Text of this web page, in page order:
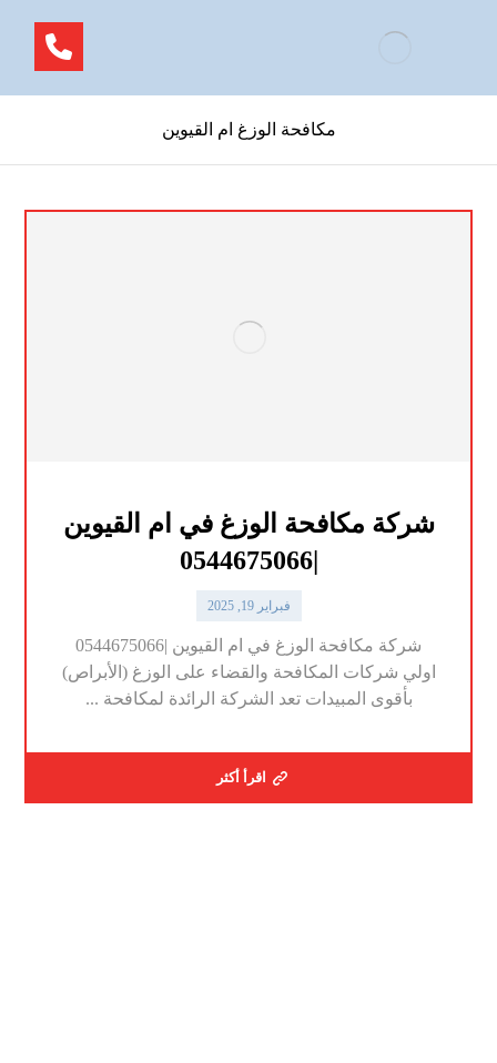
مكافحة الوزغ ام القيوين
شركة مكافحة الوزغ في ام القيوين
|0544675066
فبراير 19, 2025
شركة مكافحة الوزغ في ام القيوين |0544675066
اولي شركات المكافحة والقضاء على الوزغ (الأبراص)
بأقوى المبيدات تعد الشركة الرائدة لمكافحة ...
اقرأ أكثر